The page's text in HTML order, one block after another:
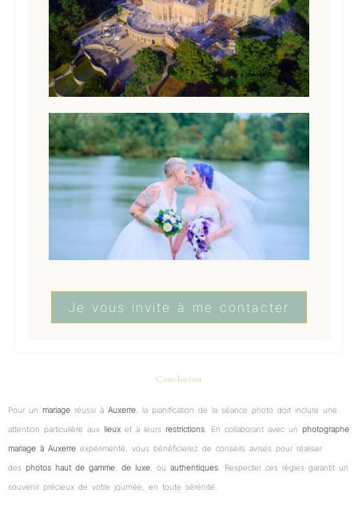
Je vous invite à me contacter
Conclusion
Pour un mariage réussi à Auxerre , la planification de la séance photo doit inclure une
attention particulière aux lieux et à leurs restrictions . En collaborant avec un photographe
mariage à Auxerre expérimenté, vous bénéficierez de conseils avisés pour réaliser
des photos haut de gamme de luxe , ou authentiques . Respecter ces règles garantit un
souvenir précieux de votre journée, en toute sérénité.